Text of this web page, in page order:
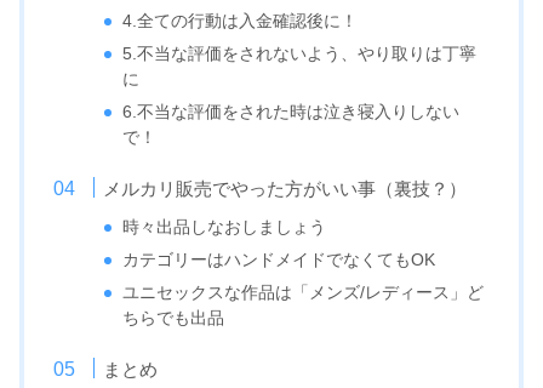
4.全ての行動は入金確認後に！
5.不当な評価をされないよう、やり取りは丁寧
に
6.不当な評価をされた時は泣き寝入りしない
で！
メルカリ販売でやった方がいい事（裏技？）
時々出品しなおしましょう
カテゴリーはハンドメイドでなくてもOK
ユニセックスな作品は「メンズ/レディース」ど
ちらでも出品
まとめ